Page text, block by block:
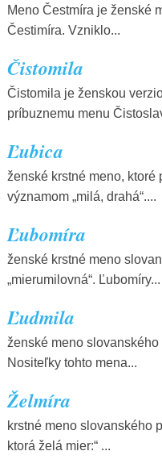
Meno Čestmíra je ženské
Čestimíra. Vzniklo...
Čistomila
Čistomila je ženskou
príbuznemu menu
Ľubica
ženské krstné meno,
významom „milá, drahá“....
Ľubomíra
ženské krstné meno
„mierumilovná“. Ľubomíry...
Ľudmila
ženské meno
Nositeľky tohto mena...
Želmíra
krstné meno slovanského
ktorá želá mier:“ ...